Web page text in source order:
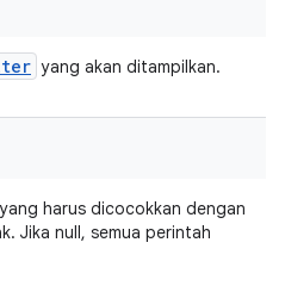
yang akan ditampilkan.
harus dicocokkan dengan
Jika null, semua perintah